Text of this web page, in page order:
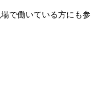
で働いている方にも参